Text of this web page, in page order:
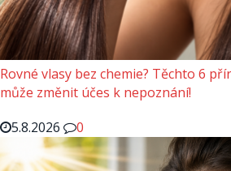
Rovné vlasy bez chemie? Těchto 6
může změnit účes k nepoznání!
5.8.2026
0